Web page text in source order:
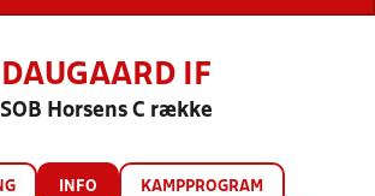
DAUGAARD IF
SOB Horsens C række
INFO KAMPPROGRAM